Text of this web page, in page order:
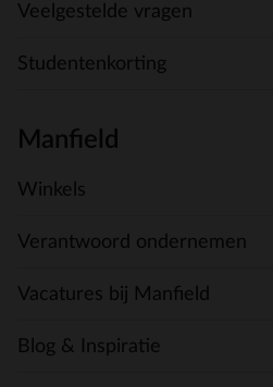
Veelgestelde vragen
Studentenkorting
Manfield
Winkels
Verantwoord ondernemen
Vacatures bij Manfield
Blog & Inspiratie